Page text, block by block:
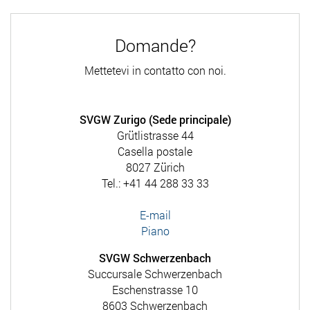
Domande?
Mettetevi in contatto con noi.
SVGW Zurigo (Sede principale)
Grütlistrasse 44
Casella postale
8027 Zürich
Tel.: +41 44 288 33 33
E-mail
Piano
SVGW Schwerzenbach
Succursale Schwerzenbach
Eschenstrasse 10
8603 Schwerzenbach